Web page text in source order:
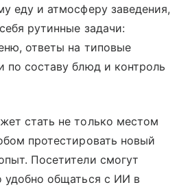
еду и атмосферу заведения,
рутинные задачи:
ответы на типовые
по составу блюд и контроль
стать не только местом
протестировать новый
Посетители смогут
удобно общаться с ИИ в